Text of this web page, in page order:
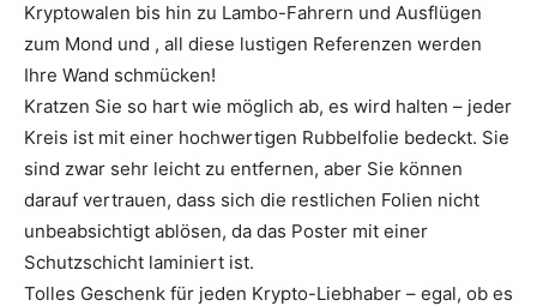
Kryptowalen bis hin zu Lambo-Fahrern und Ausflügen
zum Mond und , all diese lustigen Referenzen werden
Ihre Wand schmücken!
Kratzen Sie so hart wie möglich ab, es wird halten – jeder
Kreis ist mit einer hochwertigen Rubbelfolie bedeckt. Sie
sind zwar sehr leicht zu entfernen, aber Sie können
darauf vertrauen, dass sich die restlichen Folien nicht
unbeabsichtigt ablösen, da das Poster mit einer
Schutzschicht laminiert ist.
Tolles Geschenk für jeden Krypto-Liebhaber – egal, ob es